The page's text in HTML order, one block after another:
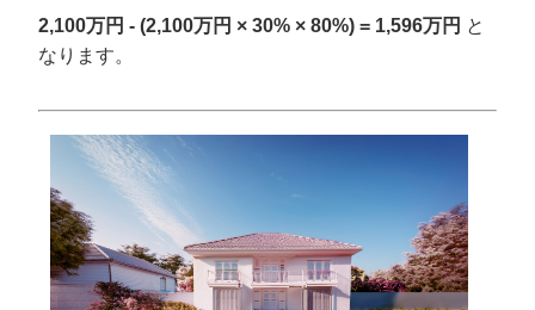
2,100万円 - (2,100万円 × 30% × 80%) = 1,596万円 と
なります。